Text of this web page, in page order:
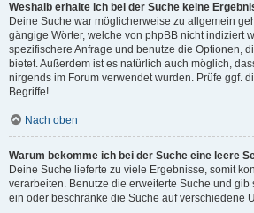
Weshalb erhalte ich bei der Suche keine
Deine Suche war möglicherweise zu allgemein
gängige Wörter, welche von phpBB nicht indiziert
spezifischere Anfrage und benutze die Optionen,
bietet. Außerdem ist es natürlich auch möglich,
nirgends im Forum verwendet wurden. Prüfe ggf.
Begriffe!
Nach oben
Warum bekomme ich bei der Suche eine leere
Deine Suche lieferte zu viele Ergebnisse, somit
verarbeiten. Benutze die erweiterte Suche und gib
ein oder beschränke die Suche auf verschiedene